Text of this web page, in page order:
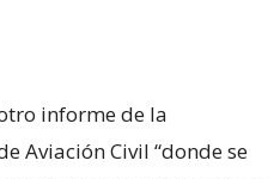
informe de la
Aviación Civil “donde se